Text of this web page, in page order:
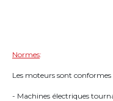
Normes:
Les moteurs sont
- Machines électriques